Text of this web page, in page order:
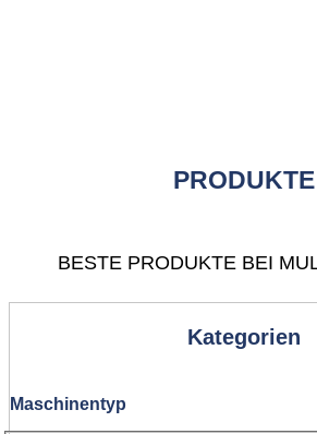
PRODUKTE
BESTE PRODUKTE BEI
Kategorien
Maschinentyp